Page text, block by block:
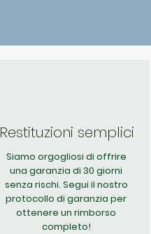
Restituzioni semplici
Siamo orgogliosi di offrire
una garanzia di 30 giorni
senza rischi. Segui il nostro
protocollo di garanzia per
ottenere un rimborso
completo!